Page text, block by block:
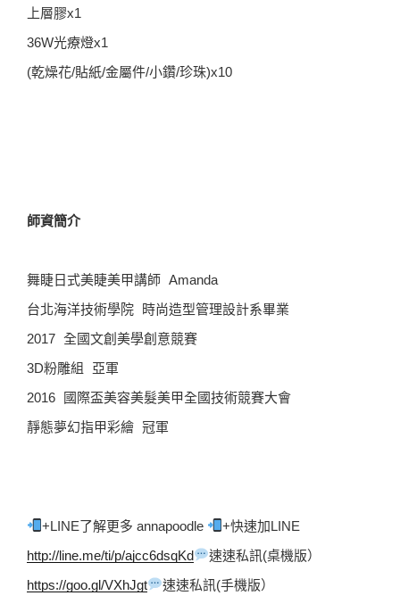
上層膠x1
36W光療燈x1
(乾燥花/貼紙/金屬件/小鑽/珍珠)x10
師資簡介
舞睫日式美睫美甲講師 Amanda
台北海洋技術學院 時尚造型管理設計系畢業
2017 全國文創美學創意競賽
3D粉雕組 亞軍
2016 國際盃美容美髮美甲全國技術競賽大會
靜態夢幻指甲彩繪 冠軍
+LINE了解更多 annapoodle
http://line.me/ti/p/ajcc6dsqKd
https://goo.gl/VXhJgt